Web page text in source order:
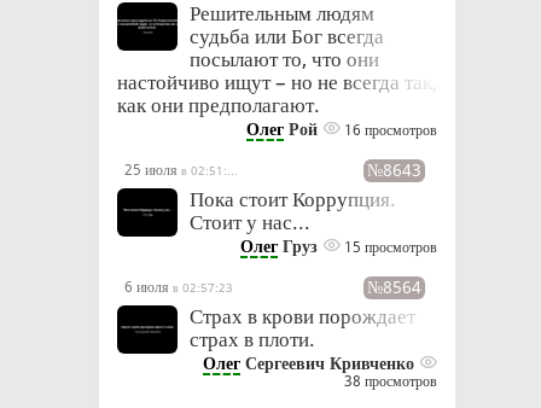
Решительным людям
судьба или Бог всегда
посылают то, что они
настойчиво ищут – но не всегда так,
как они предполагают.
ОлегРой 16 просмотров
25 июля №8643
Пока стоит Коррупция.
Стоит у нас...
ОлегГруз 15 просмотров
6 июля в 02:57:23 №8564
Страх в крови порождает
страх в плоти.
ОлегСергеевич Кривченко
38 просмотров